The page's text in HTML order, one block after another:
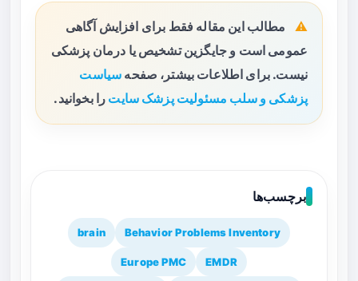
مطالب این مقاله فقط برای افزایش آگاهی
عمومی است و جایگزین تشخیص یا درمان پزشکی
نیست. برای اطلاعات بیشتر، صفحه سیاست
پزشکی و سلب مسئولیت پزشک سایت را بخوانید.
برچسب‌ها
Behavior Problems Inventory
brain
EMDR
Europe PMC